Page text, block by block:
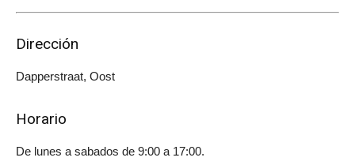
Dirección
Dapperstraat, Oost
Horario
De lunes a sabados de 9:00 a 17:00.